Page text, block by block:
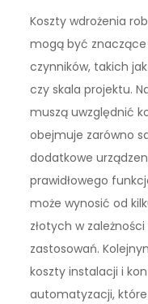
Koszty wdrożenia
mogą być znaczące
czynników, takich
czy skala projektu.
muszą uwzględnić
obejmuje zarówno
dodatkowe
prawidłowego
może wynosić od
złotych w
zastosowań.
koszty instalacji i
automatyzacji,